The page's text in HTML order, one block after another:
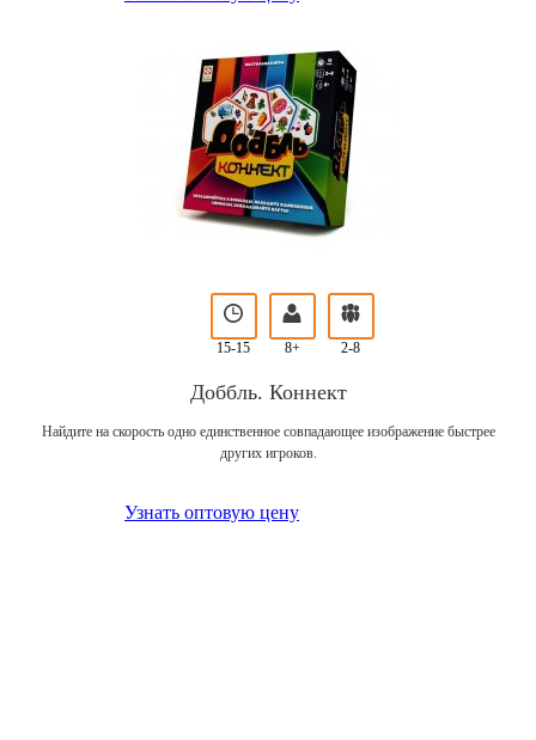
15-15 8+ 2-8
Доббль. Коннект
Найдите на скорость одно единственное совпадающее изображение быстрее
других игроков.
Узнать оптовую цену